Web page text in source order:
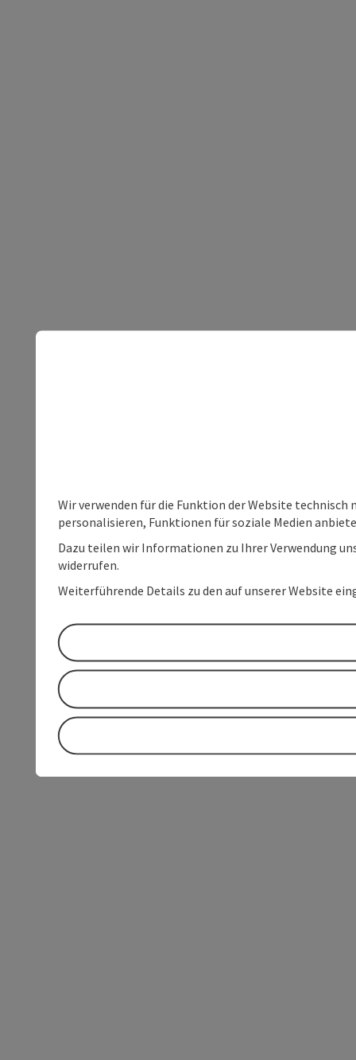
Wir verwenden für die Funktion der Website
personalisieren, Funktionen für soziale Medien
Dazu teilen wir Informationen zu Ihrer Verwendung
widerrufen.
Weiterführende Details zu den auf unserer Website